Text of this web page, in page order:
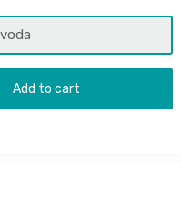
Add to cart